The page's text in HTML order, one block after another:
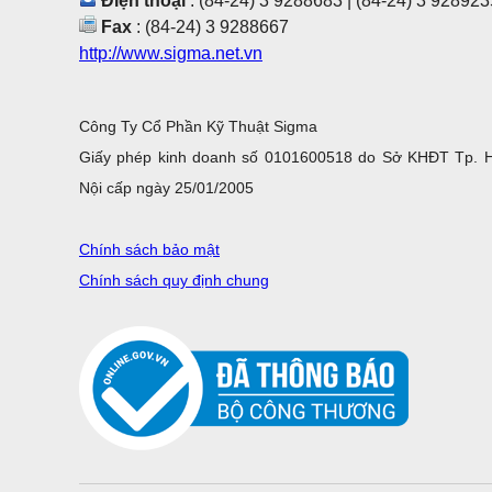
Fax : (84-24) 3 9288667
http://www.sigma.net.vn
Công Ty Cổ Phần Kỹ Thuật Sigma
Giấy phép kinh doanh số 0101600518 do Sở KHĐT Tp.
Nội cấp ngày 25/01/2005
Chính sách bảo mật
Chính sách quy định chung